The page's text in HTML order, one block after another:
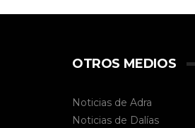
OTROS MEDIOS
Noticias de Adra
Noticias de Dalías